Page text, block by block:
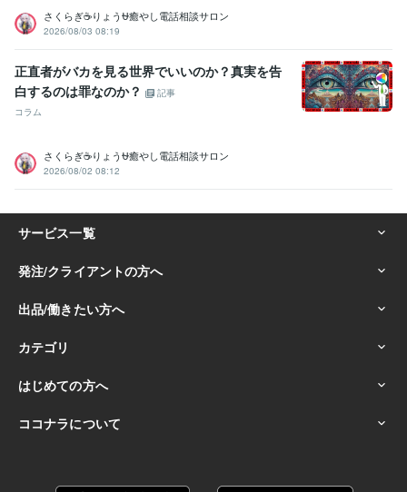
さくらぎ☕りょう⛎癒やし電話相談サロン
2026/08/03 08:19
正直者がバカを見る世界でいいのか？真実を告
白するのは罪なのか？
記事
コラム
さくらぎ☕りょう⛎癒やし電話相談サロン
2026/08/02 08:12